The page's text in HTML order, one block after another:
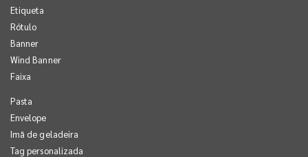
Etiqueta
Rótulo
Banner
Wind Banner
Faixa
Pasta
Envelope
Imã de geladeira
Tag personalizada